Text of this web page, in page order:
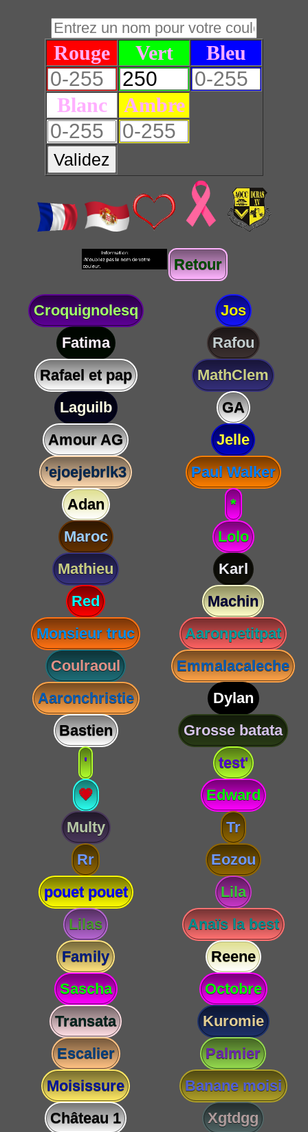
Rouge Vert Bleu
Blanc Ambre
Validez
Retour
Croquignolesq
Jos
Fatima
Rafou
Rafael et pap
MathClem
Laguilb
GA
Amour AG
Jelle
’ejoejebrlk3
Paul Walker
Adan
*
Maroc
Lolo
Mathieu
Karl
Red
Machin
Monsieur truc
Aaronpetitpat
Coulraoul
Emmalacaleche
Aaronchristie
Dylan
Bastien
Grosse batata
'
test'
💗
Edward
Multy
Tr
Rr
Eozou
pouet pouet
Lila
Lilas
Anaïs la best
Family
Reene
Sascha
Octobre
Transata
Kuromie
Escalier
Palmier
Moisissure
Banane moisi
Château 1
Xgtdgg